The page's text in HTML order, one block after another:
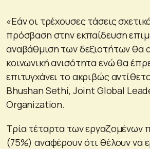
«Εάν οι τρέχουσες τάσεις
πρόσβαση στην εκπαίδευση
αναβάθμιση των δεξιοτήτων θα
κοινωνική ανισότητα ενώ θα
επιτυγχάνει το ακριβώς
Bhushan Sethi, Joint Global
Organization.
Τρία τέταρτα των εργαζομένων
(75%) αναφέρουν ότι θέλουν να